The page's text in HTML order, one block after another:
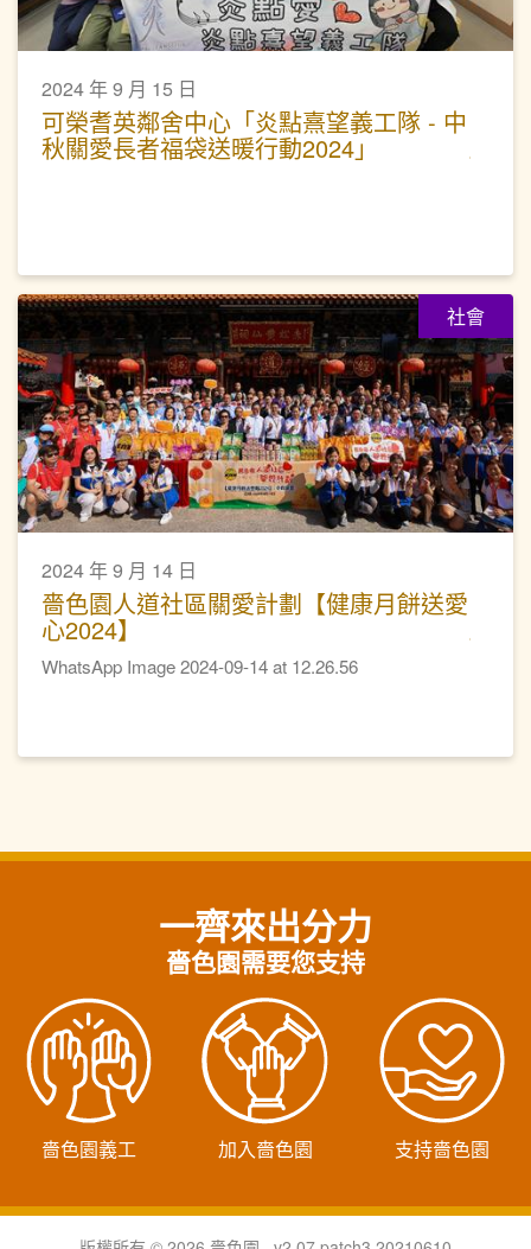
2024 年 9 月 15 日
可榮耆英鄰舍中心「炎點熹望義工隊 - 中
秋關愛長者福袋送暖行動2024」
社會
2024 年 9 月 14 日
嗇色園人道社區關愛計劃【健康月餅送愛
心2024】
WhatsApp Image 2024-09-14 at 12.26.56
一齊來出分力
嗇色園需要您支持
嗇色園義工 加入嗇色園 支持嗇色園